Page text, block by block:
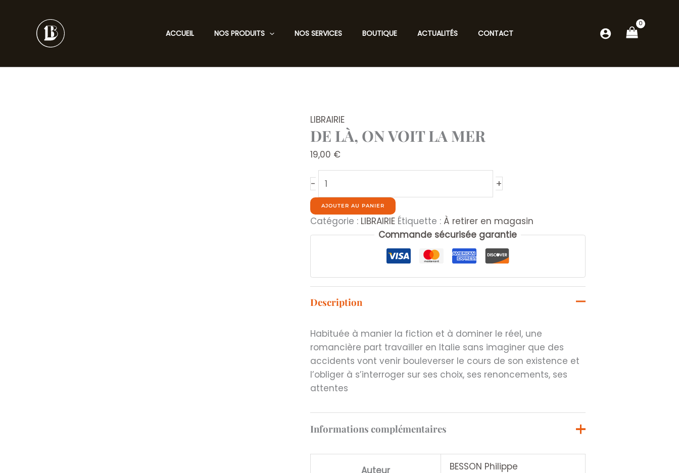
ACCUEIL NOS PRODUITS NOS SERVICES BOUTIQUE ACTUALITÉS CONTACT
LIBRAIRIE
DE LÀ, ON VOIT LA MER
19,00 €
-
de
DE
LÀ,
+
AJOUTER AU PANIER
Catégorie : LIBRAIRIE Étiquette : À retirer en magasin
Commande sécurisée garantie
Description
Habituée à manier la fiction et à dominer le réel, une
romancière part travailler en Italie sans imaginer que des
accidents vont venir bouleverser le cours de son existence et
l’obliger à s’interroger sur ses choix, ses renoncements, ses
attentes
Informations complémentaires
Auteur BESSON Philippe